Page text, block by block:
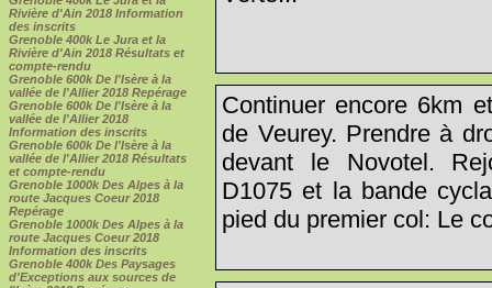
Rivière d'Ain 2018 Information
des inscrits
Grenoble 400k Le Jura et la
Rivière d'Ain 2018 Résultats et
compte-rendu
Grenoble 600k De l'Isère à la
vallée de l'Allier 2018 Repérage
Grenoble 600k De l'Isère à la
vallée de l'Allier 2018
Information des inscrits
Grenoble 600k De l'Isère à la
vallée de l'Allier 2018 Résultats
et compte-rendu
Grenoble 1000k Des Alpes à la
route Jacques Coeur 2018
Repérage
Grenoble 1000k Des Alpes à la
route Jacques Coeur 2018
Information des inscrits
Grenoble 400k Des Paysages
d'Exceptions aux sources de
Continuer encore 6km
de Veurey. Prendre à
devant le Novotel.
D1075 et la bande
pied du premier col: Le